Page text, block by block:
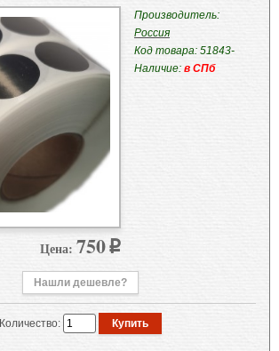
Производитель:
Россия
Код товара: 51843-
Наличие: в СПб
Цена: 750p
Нашли дешевле?
Количество: